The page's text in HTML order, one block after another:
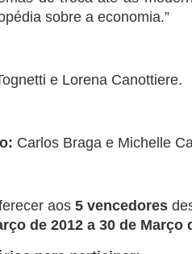
sobre a economia.”
e Lorena Canottiere.
Carlos Braga e Michelle
aos 5 vencedores
de 2012 a 30 de Março